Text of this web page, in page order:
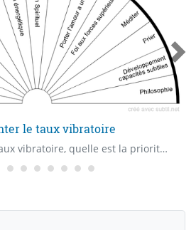
le taux vibratoire
Pour augmenter le taux vibratoire, quelle est la priorité ?